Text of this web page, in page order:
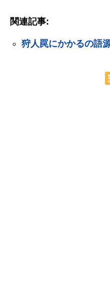
関連記事:
狩人罠にかかるの語